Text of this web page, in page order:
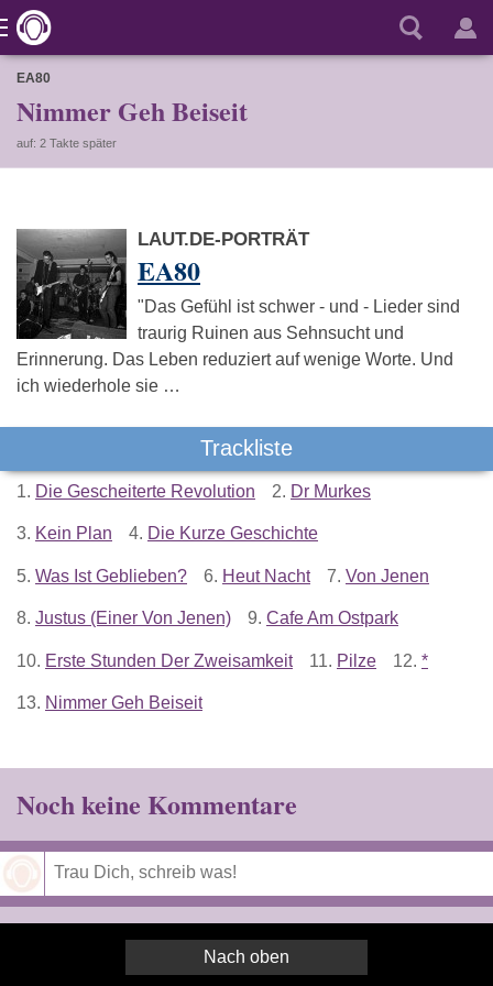
EA80
Nimmer Geh Beiseit
auf: 2 Takte später
LAUT.DE-PORTRÄT
EA80
"Das Gefühl ist schwer - und - Lieder sind
traurig Ruinen aus Sehnsucht und
Erinnerung. Das Leben reduziert auf wenige Worte. Und
ich wiederhole sie …
Trackliste
1. Die Gescheiterte Revolution 2. Dr Murkes
3. Kein Plan 4. Die Kurze Geschichte
5. Was Ist Geblieben? 6. Heut Nacht 7. Von Jenen
8. Justus (Einer Von Jenen) 9. Cafe Am Ostpark
10. Erste Stunden Der Zweisamkeit 11. Pilze 12. *
13. Nimmer Geh Beiseit
Noch keine Kommentare
Nach oben